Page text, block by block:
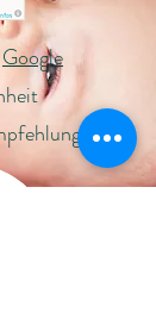
Google